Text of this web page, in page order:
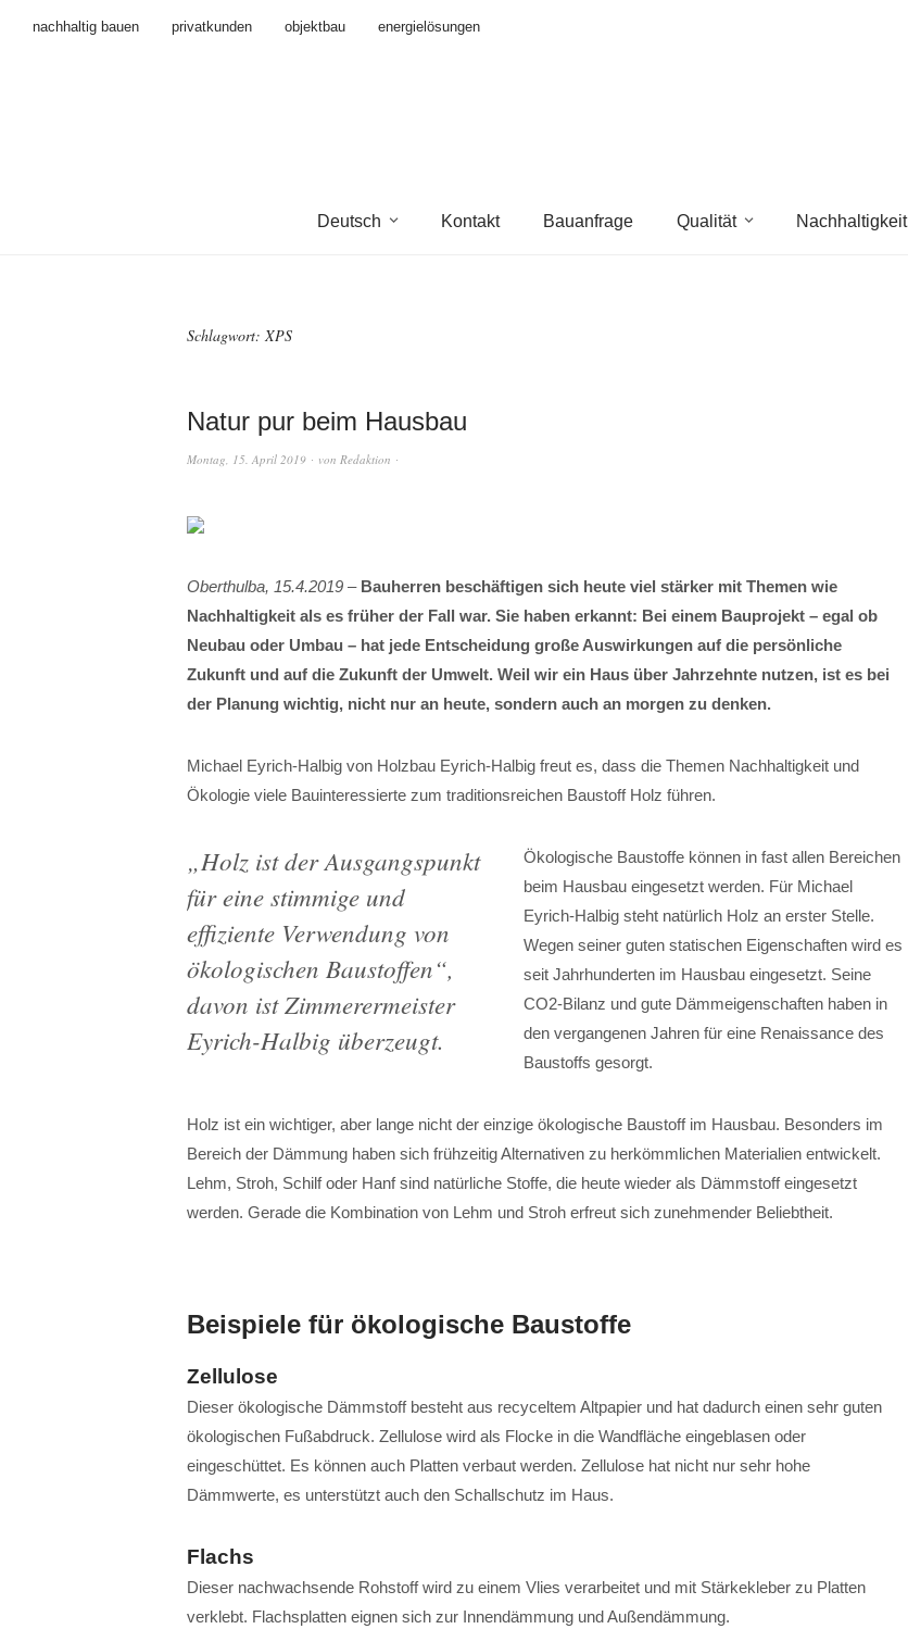
nachhaltig bauen privatkunden objektbau
energielösungen
Deutsch Kontakt Bauanfrage Qualität Nachhaltigkeit
Schlagwort: XPS
Natur pur beim Hausbau
Montag, 15. April 2019 von Redaktion
Oberthulba, 15.4.2019 – Bauherren beschäftigen sich heute viel stärker mit Themen wie
Nachhaltigkeit als es früher der Fall war. Sie haben erkannt: Bei einem Bauprojekt – egal ob
Neubau oder Umbau – hat jede Entscheidung große Auswirkungen auf die persönliche
Zukunft und auf die Zukunft der Umwelt. Weil wir ein Haus über Jahrzehnte nutzen, ist es bei
der Planung wichtig, nicht nur an heute, sondern auch an morgen zu denken.
Michael Eyrich-Halbig von Holzbau Eyrich-Halbig freut es, dass die Themen Nachhaltigkeit und
Ökologie viele Bauinteressierte zum traditionsreichen Baustoff Holz führen.
„Holz ist der Ausgangspunkt
für eine stimmige und
effiziente Verwendung von
ökologischen Baustoffen“,
davon ist Zimmerermeister
Eyrich-Halbig überzeugt.
Ökologische Baustoffe können in fast allen Bereichen
beim Hausbau eingesetzt werden. Für Michael
Eyrich-Halbig steht natürlich Holz an erster Stelle.
Wegen seiner guten statischen Eigenschaften wird es
seit Jahrhunderten im Hausbau eingesetzt. Seine
CO2-Bilanz und gute Dämmeigenschaften haben in
den vergangenen Jahren für eine Renaissance des
Baustoffs gesorgt.
Holz ist ein wichtiger, aber lange nicht der einzige ökologische Baustoff im Hausbau. Besonders im
Bereich der Dämmung haben sich frühzeitig Alternativen zu herkömmlichen Materialien entwickelt.
Lehm, Stroh, Schilf oder Hanf sind natürliche Stoffe, die heute wieder als Dämmstoff eingesetzt
werden. Gerade die Kombination von Lehm und Stroh erfreut sich zunehmender Beliebtheit.
Beispiele für ökologische Baustoffe
Zellulose
Dieser ökologische Dämmstoff besteht aus recyceltem Altpapier und hat dadurch einen sehr guten
ökologischen Fußabdruck. Zellulose wird als Flocke in die Wandfläche eingeblasen oder
eingeschüttet. Es können auch Platten verbaut werden. Zellulose hat nicht nur sehr hohe
Dämmwerte, es unterstützt auch den Schallschutz im Haus.
Flachs
Dieser nachwachsende Rohstoff wird zu einem Vlies verarbeitet und mit Stärkekleber zu Platten
verklebt. Flachsplatten eignen sich zur Innendämmung und Außendämmung.